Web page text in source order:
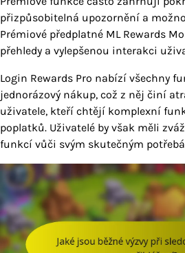
přizpůsobitelná upozornění a
Prémiové předplatné ML Rewards
přehledy a vylepšenou interakci
Login Rewards Pro nabízí všechny
jednorázový nákup, což z něj činí
uživatele, kteří chtějí komplexní
poplatků. Uživatelé by však měli
funkcí vůči svým skutečným